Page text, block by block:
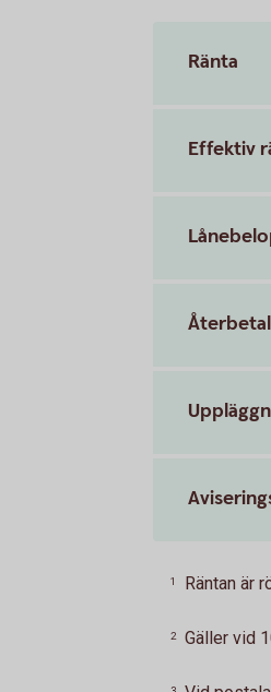
Ränta
Effektiv
1 Räntan är
2 Gäller vid